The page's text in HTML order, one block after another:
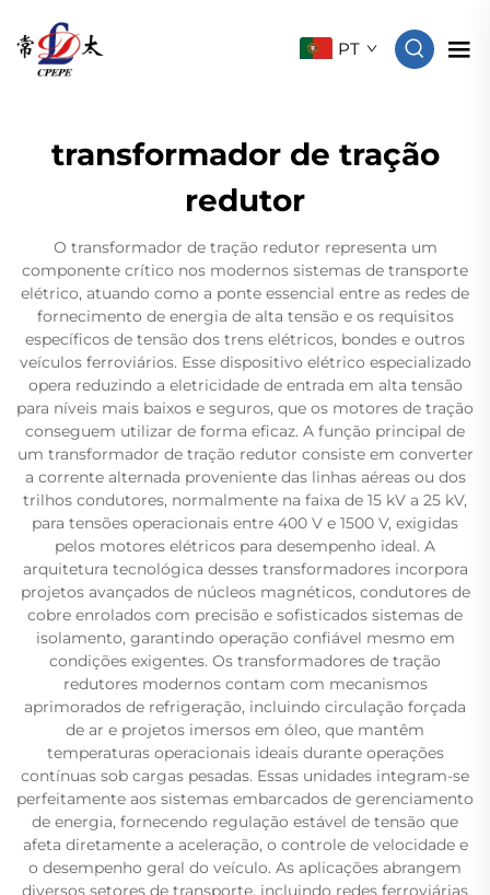
PT
transformador de tração
redutor
O transformador de tração redutor representa um
componente crítico nos modernos sistemas de transporte
elétrico, atuando como a ponte essencial entre as redes de
fornecimento de energia de alta tensão e os requisitos
específicos de tensão dos trens elétricos, bondes e outros
veículos ferroviários. Esse dispositivo elétrico especializado
opera reduzindo a eletricidade de entrada em alta tensão
para níveis mais baixos e seguros, que os motores de tração
conseguem utilizar de forma eficaz. A função principal de
um transformador de tração redutor consiste em converter
a corrente alternada proveniente das linhas aéreas ou dos
trilhos condutores, normalmente na faixa de 15 kV a 25 kV,
para tensões operacionais entre 400 V e 1500 V, exigidas
pelos motores elétricos para desempenho ideal. A
arquitetura tecnológica desses transformadores incorpora
projetos avançados de núcleos magnéticos, condutores de
cobre enrolados com precisão e sofisticados sistemas de
isolamento, garantindo operação confiável mesmo em
condições exigentes. Os transformadores de tração
redutores modernos contam com mecanismos
aprimorados de refrigeração, incluindo circulação forçada
de ar e projetos imersos em óleo, que mantêm
temperaturas operacionais ideais durante operações
contínuas sob cargas pesadas. Essas unidades integram-se
perfeitamente aos sistemas embarcados de gerenciamento
de energia, fornecendo regulação estável de tensão que
afeta diretamente a aceleração, o controle de velocidade e
o desempenho geral do veículo. As aplicações abrangem
diversos setores de transporte, incluindo redes ferroviárias